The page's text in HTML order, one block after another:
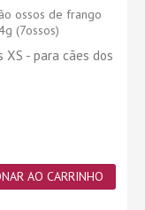
ossos de frango
(7ossos)
- para cães dos
AO CARRINHO